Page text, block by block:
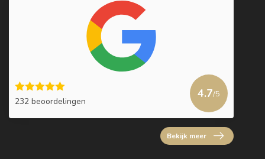
232 beoordelingen
4.7/5
Bekijk meer